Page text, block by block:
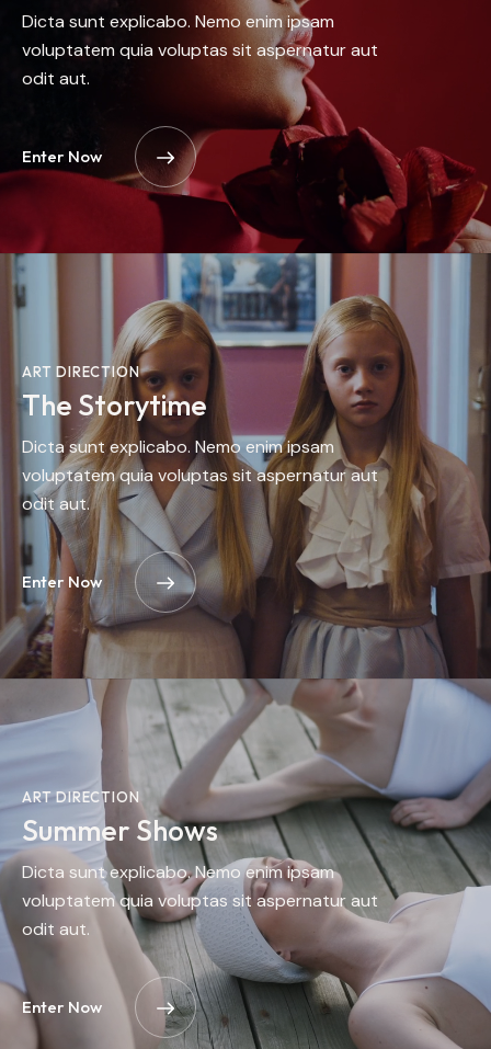
Dicta sunt explicabo. Nemo enim ipsam
voluptatem quia voluptas sit aspernatur aut
odit aut.
Enter Now
ART DIRECTION
The Storytime
Dicta sunt explicabo. Nemo enim ipsam
voluptatem quia voluptas sit aspernatur aut
odit aut.
Enter Now
ART DIRECTION
Summer Shows
Dicta sunt explicabo. Nemo enim ipsam
voluptatem quia voluptas sit aspernatur aut
odit aut.
Enter Now